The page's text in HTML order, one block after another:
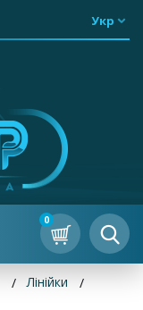
Укр
0
Лінійки